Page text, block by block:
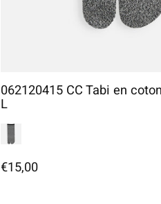
062120415 CC Tabi en
L
€15,00